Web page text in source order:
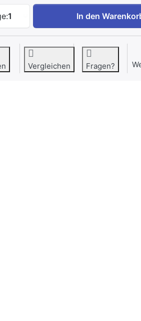
1
CONTINI höhenverstellbarer
In den
Vergleichen Fragen?